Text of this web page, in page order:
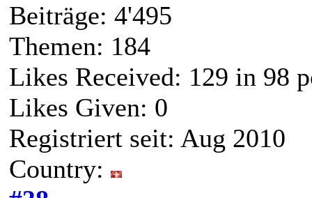
Beiträge: 4'495
Themen: 184
Likes Received: 129 in 98
Likes Given: 0
Registriert seit: Aug 2010
Country: